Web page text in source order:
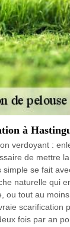
à
verdoyant :
de mettre
simple se fait
naturelle qui
ou tout au
scarification
fois par an